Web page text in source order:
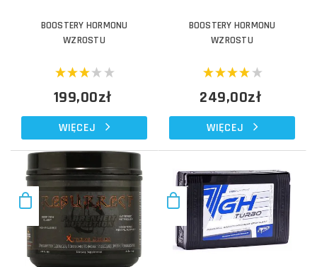
BOOSTERY HORMONU
WZROSTU
199,00zł
WIĘCEJ
BOOSTERY HORMONU
WZROSTU
249,00zł
WIĘCEJ